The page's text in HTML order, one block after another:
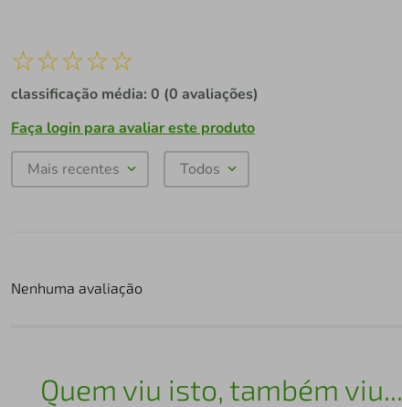
☆☆☆☆☆
classificação média: 0 (0 avaliações)
Faça login para avaliar este produto
Mais recentes Todos
Nenhuma avaliação
Quem viu isto, também viu...